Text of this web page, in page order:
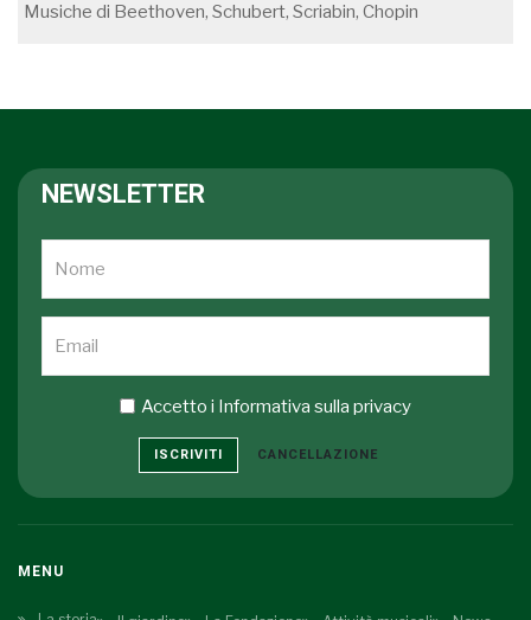
Musiche di Beethoven, Schubert, Scriabin, Chopin
NEWSLETTER
Accetto i Informativa sulla privacy
ISCRIVITI CANCELLAZIONE
MENU